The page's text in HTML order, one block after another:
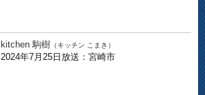
kitchen 駒樹 （キッチン こまき）
2024年7月25日放送：宮崎市